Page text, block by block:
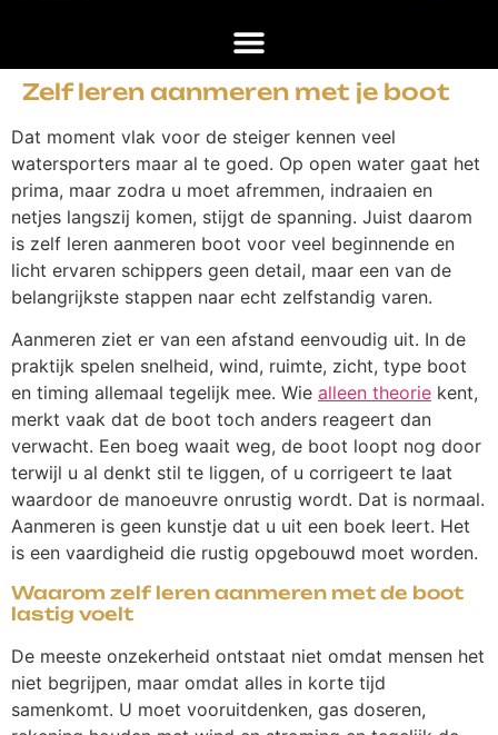
Zelf leren aanmeren met je boot
Dat moment vlak voor de steiger kennen veel
watersporters maar al te goed. Op open water gaat het
prima, maar zodra u moet afremmen, indraaien en
netjes langszij komen, stijgt de spanning. Juist daarom
is zelf leren aanmeren boot voor veel beginnende en
licht ervaren schippers geen detail, maar een van de
belangrijkste stappen naar echt zelfstandig varen.
Aanmeren ziet er van een afstand eenvoudig uit. In de
praktijk spelen snelheid, wind, ruimte, zicht, type boot
en timing allemaal tegelijk mee. Wie alleen theorie kent,
merkt vaak dat de boot toch anders reageert dan
verwacht. Een boeg waait weg, de boot loopt nog door
terwijl u al denkt stil te liggen, of u corrigeert te laat
waardoor de manoeuvre onrustig wordt. Dat is normaal.
Aanmeren is geen kunstje dat u uit een boek leert. Het
is een vaardigheid die rustig opgebouwd moet worden.
Waarom zelf leren aanmeren met de boot
lastig voelt
De meeste onzekerheid ontstaat niet omdat mensen het
niet begrijpen, maar omdat alles in korte tijd
samenkomt. U moet vooruitdenken, gas doseren,